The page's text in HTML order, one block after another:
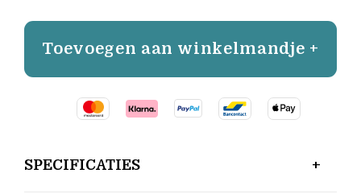
Toevoegen aan winkelmandje +
SPECIFICATIES